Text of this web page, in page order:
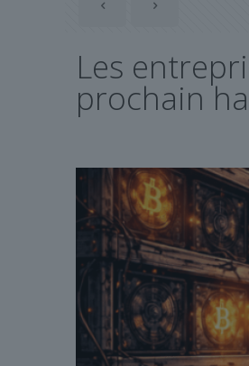
Les
prochain